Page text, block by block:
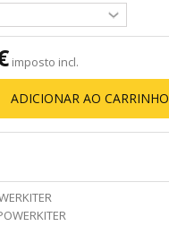
imposto incl.
ADICIONAR AO CARRINHO